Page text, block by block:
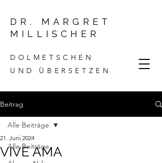
DR. MARGRET
MILLISCHER
DOLMETSCHEN
UND ÜBERSETZEN
Beitrag
Alle Beiträge
Alle Beiträge
VIVE AMA
21. Juni 2024